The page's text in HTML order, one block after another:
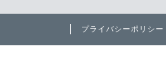
プライバシーポリシー